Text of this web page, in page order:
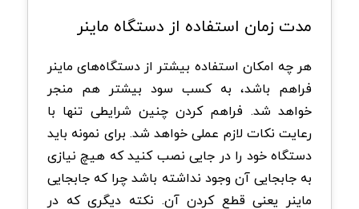
مدت زمان استفاده از دستگاه ماینر
هر چه امکان استفاده بیشتر از دستگاه‌های ماینر
فراهم باشد، به کسب سود بیشتر هم منجر
خواهد شد. فراهم کردن چنین شرایطی تنها با
رعایت نکات لازم عملی خواهد شد. برای نمونه باید
دستگاه خود را در جایی نصب کنید که هیچ نیازی
به جابجایی آن وجود نداشته باشد چرا که جابجایی
ماینر یعنی قطع کردن آن. نکته دیگری که در